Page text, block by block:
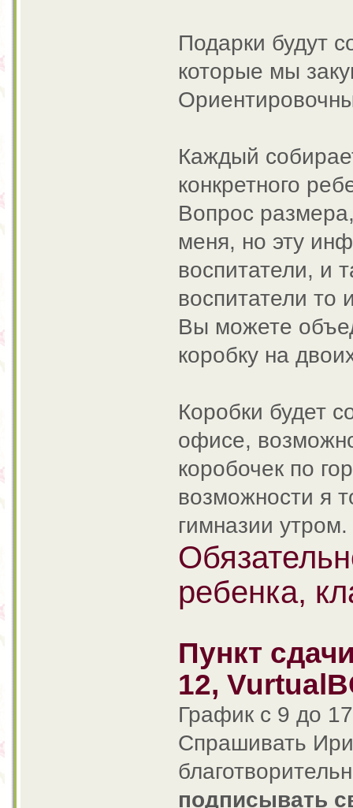
Подарки будут
которые мы
Каждый
конкретного
Вопрос
меня, но эту
воспитатели, и
воспитатели
Вы можете
коробку на
Коробки будет
офисе,
коробочек по
возможности я
гимназии утром.
ребенка,
Пункт
12,
График с 9 до
Спрашивать
подписывать